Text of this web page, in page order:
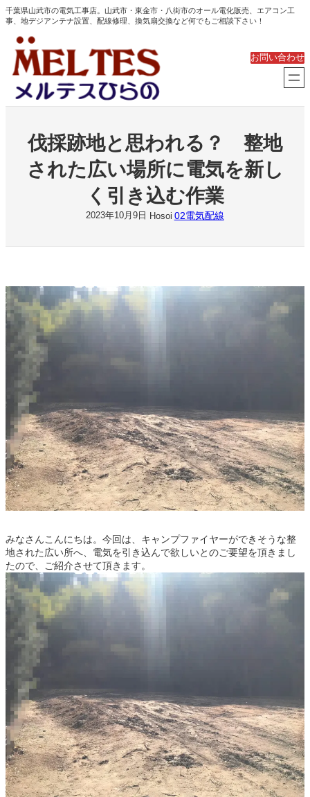
内
容
ッ
千葉県山武市の電気工事店。山武市・東金市・八街市のオール電化販売、エアコン工
事、地デジアンテナ設置、配線修理、換気扇交換など何でもご相談下さい！
お問い合わせ
伐採跡地と思われる？ 整地
された広い場所に電気を新し
く引き込む作業
2023年10月9日 Hosoi 02電気配線
みなさんこんにちは。今回は、キャンプファイヤーができそうな整
地された広い所へ、電気を引き込んで欲しいとのご要望を頂きまし
たので、ご紹介させて頂きます。